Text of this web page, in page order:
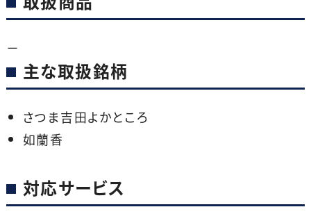
－
主な取扱銘柄
さつま吉田よかところ
如蘭香
対応サービス